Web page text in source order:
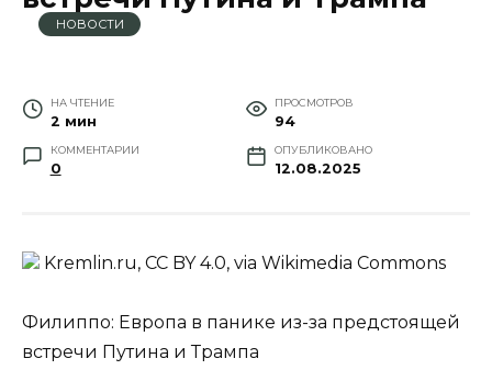
НОВОСТИ
НА ЧТЕНИЕ
2 мин
ПРОСМОТРОВ
94
КОММЕНТАРИИ
0
ОПУБЛИКОВАНО
12.08.2025
Kremlin.ru, CC BY 4.0, via Wikimedia Commons
Филиппо: Европа в панике из-за предстоящей
встречи Путина и Трампа